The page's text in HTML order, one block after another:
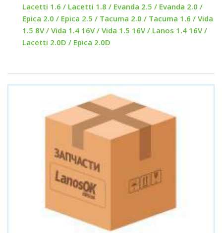
Lacetti 1.6 / Lacetti 1.8 / Evanda 2.5 / Evanda 2.0 /
Epica 2.0 / Epica 2.5 / Tacuma 2.0 / Tacuma 1.6 / Vida
1.5 8V / Vida 1.4 16V / Vida 1.5 16V / Lanos 1.4 16V /
Lacetti 2.0D / Epica 2.0D